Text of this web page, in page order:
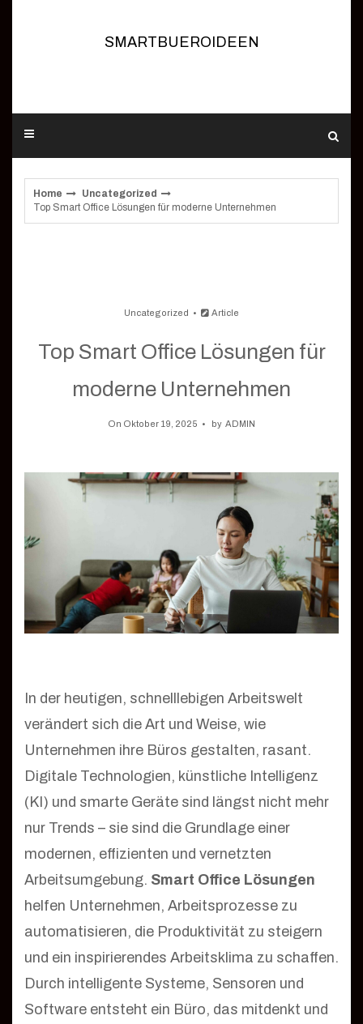
SMARTBUEROIDEEN
Home
Uncategorized
Top Smart Office Lösungen für moderne Unternehmen
Uncategorized Article
Top Smart Office Lösungen für
moderne Unternehmen
On Oktober 19, 2025 by ADMIN
In der heutigen, schnelllebigen Arbeitswelt
verändert sich die Art und Weise, wie
Unternehmen ihre Büros gestalten, rasant.
Digitale Technologien, künstliche Intelligenz
(KI) und smarte Geräte sind längst nicht mehr
nur Trends – sie sind die Grundlage einer
modernen, effizienten und vernetzten
Arbeitsumgebung. Smart Office Lösungen
helfen Unternehmen, Arbeitsprozesse zu
automatisieren, die Produktivität zu steigern
und ein inspirierendes Arbeitsklima zu schaffen.
Durch intelligente Systeme, Sensoren und
Software entsteht ein Büro, das mitdenkt und